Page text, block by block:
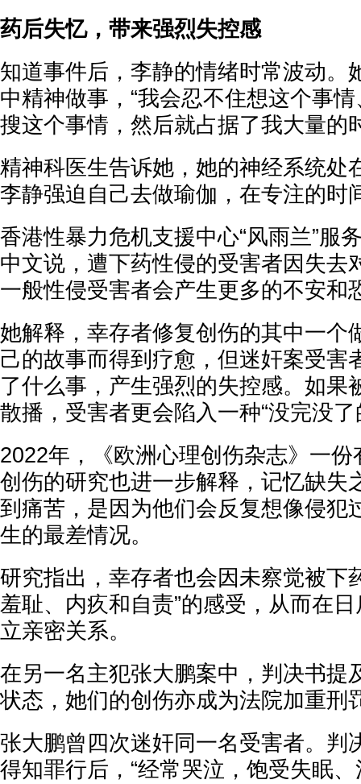
药后失忆，带来强烈失控感
知道事件后，李静的情绪时常波动。
中精神做事，“我会忍不住想这个事
搜这个事情，然后就占据了我大量的
精神科医生告诉她，她的神经系统处
李静强迫自己去做瑜伽，在专注的时
香港性暴力危机支援中心“风雨兰”服
中文说，遭下药性侵的受害者因失去
一般性侵受害者会产生更多的不安和
她解释，幸存者修复创伤的其中一个
己的故事而得到疗愈，但迷奸案受害
了什么事，产生强烈的失控感。如果
散播，受害者更会陷入一种“没完没了
2022年，《欧洲心理创伤杂志》一
创伤的研究也进一步解释，记忆缺失
到痛苦，是因为他们会反复想像侵犯
生的最差情况。
研究指出，幸存者也会因未察觉被下
羞耻、内疚和自责”的感受，从而在
立亲密关系。
在另一名主犯张大鹏案中，判决书提
状态，她们的创伤亦成为法院加重刑
张大鹏曾四次迷奸同一名受害者。判
得知罪行后，“经常哭泣，饱受失眠